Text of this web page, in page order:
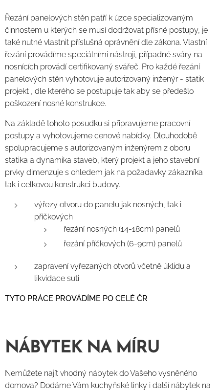
Řezání panelových stěn patří k úzce specializovaným
činnostem u kterých se musí dodržovat přísné postupy, je
také nutné vlastnit příslušná oprávnění dle zákona. Vlastní
řezání provádíme speciálními nástroji, případné sváry na
nosnících provádí certifikovaný svářeč. Pro každé řezání
panelových stěn vyhotovuje autorizovaný inženýr - statik
projekt , dle kterého se postupuje tak aby se předešlo
poškození nosné konstrukce.
Na základě tohoto posudku si připravujeme pracovní
postupy a vyhotovujeme cenové nabídky. Dlouhodobě
spolupracujeme s autorizovaným inženýrem z oboru
statika a dynamika staveb, který projekt a jeho stavební
prvky dimenzuje s ohledem jak na požadavky zákazníka
tak i celkovou konstrukci budovy.
výřezy otvoru do panelu jak nosných, tak i
příčkových
řezání nosných (14-18cm) panelů
řezání příčkových (6-9cm) panelů
zapravení vyřezaných otvorů včetně úklidu a
likvidace suti
TYTO PRÁCE PROVÁDÍME PO CELÉ ČR
NÁBYTEK NA MÍRU
Nemůžete najít vhodný nábytek do Vašeho vysněného
domova? Dodáme Vám kuchyňské linky i další nábytek na